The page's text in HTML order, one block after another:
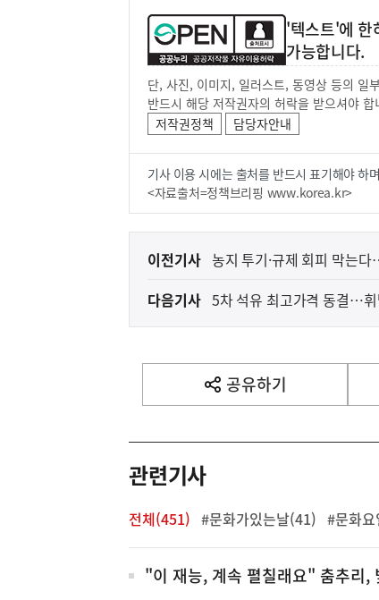
'텍스트'에 한
가능합니다.
단, 사진, 이미지, 일러스트, 동영상 등의 일
반드시 해당 저작권자의 허락을 받으셔야 합
저작권정책
담당자안내
기사 이용 시에는 출처를 반드시 표기해야 하
<자료출처=정책브리핑 www.korea.kr>
이
다
음
기
영
역
이전기사 농지 투기·규제 회피 막는
다음기사 5차 석유 최고가격 동결…
공유하기
열
기
관련기사
전체(451) #문화가있는날(41) #문화
전"이 재능, 계속 펼칠래요" 춤추리,